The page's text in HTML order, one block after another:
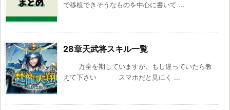
で移植できそうなものを中心に書いて ...
28章天武将スキル一覧
万全を期していますが、もし違っていたら教
えて下さい スマホだと見にく ...